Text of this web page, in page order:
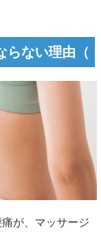
が、マッサージ
というならば、あ